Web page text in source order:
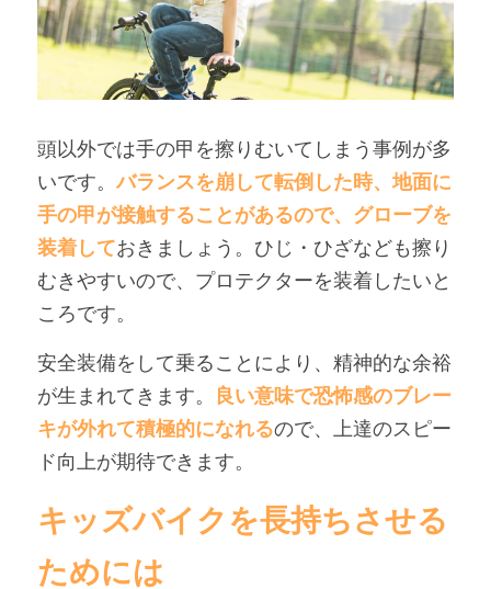
頭以外では手の甲を擦りむいてしまう事例が多
いです。バランスを崩して転倒した時、地面に
手の甲が接触することがあるので、グローブを
装着しておきましょう。ひじ・ひざなども擦り
むきやすいので、プロテクターを装着したいと
ころです。
安全装備をして乗ることにより、精神的な余裕
が生まれてきます。
良い意味で恐怖感のブレー
キが外れて積極的になれるので、上達のスピー
ド向上が期待できます。
キッズバイクを長持ちさせる
ためには